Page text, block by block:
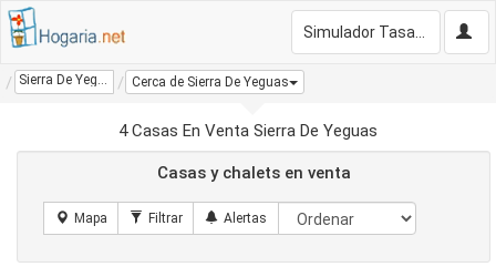
Sierra De Yeguas Cerca de Sierra De Yeguas
4 Casas En Venta Sierra De Yeguas
Casas y chalets en venta